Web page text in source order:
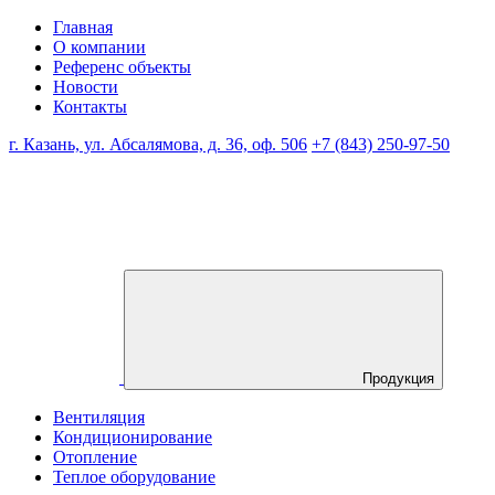
Главная
О компании
Референс объекты
Новости
Контакты
г. Казань, ул. Абсалямова, д. 36, оф. 506 +7 (843) 250-97-50
Продукция
Вентиляция
Кондиционирование
Отопление
Теплое оборудование